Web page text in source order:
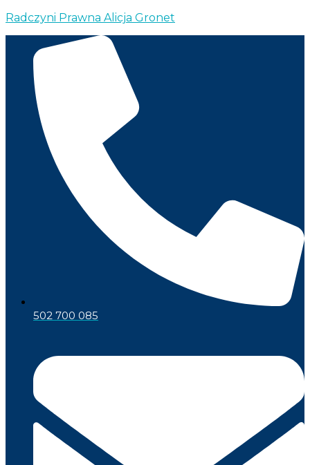
Radczyni Prawna Alicja Gronet
502 700 085